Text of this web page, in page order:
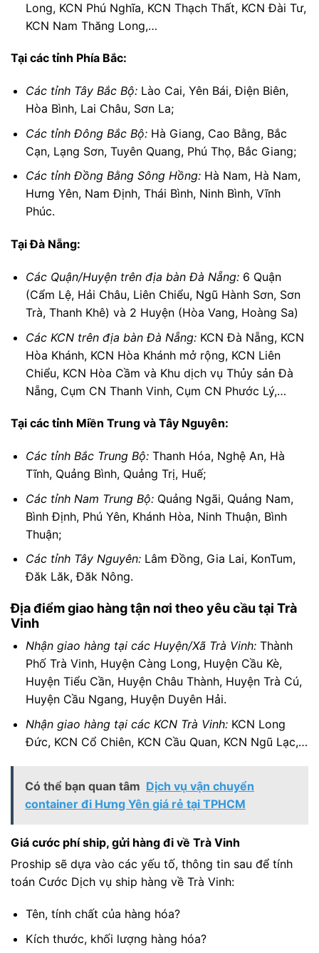
Long, KCN Phú Nghĩa, KCN Thạch Thất, KCN Đài Tư,
KCN Nam Thăng Long,…
Tại các tỉnh Phía Bắc:
Các tỉnh Tây Bắc Bộ:Lào Cai, Yên Bái, Điện Biên,
Hòa Bình, Lai Châu, Sơn La;
Các tỉnh Đông Bắc Bộ:Hà Giang, Cao Bằng, Bắc
Cạn, Lạng Sơn, Tuyên Quang, Phú Thọ, Bắc Giang;
Các tỉnh Đồng Bằng Sông Hồng:Hà Nam, Hà Nam,
Hưng Yên, Nam Định, Thái Bình, Ninh Bình, Vĩnh
Phúc.
Tại Đà Nẵng:
Các Quận/Huyện trên địa bàn Đà Nẵng: 6 Quận
(Cẩm Lệ, Hải Châu, Liên Chiểu, Ngũ Hành Sơn, Sơn
Trà, Thanh Khê) và 2 Huyện (Hòa Vang, Hoàng Sa)
Các KCN trên địa bàn Đà Nẵng: KCN Đà Nẵng, KCN
Hòa Khánh, KCN Hòa Khánh mở rộng, KCN Liên
Chiểu, KCN Hòa Cầm và Khu dịch vụ Thủy sản Đà
Nẵng, Cụm CN Thanh Vinh, Cụm CN Phước Lý,…
Tại các tỉnh Miền Trung và Tây Nguyên:
Các tỉnh Bắc Trung Bộ:Thanh Hóa, Nghệ An, Hà
Tĩnh, Quảng Bình, Quảng Trị, Huế;
Các tỉnh Nam Trung Bộ:Quảng Ngãi, Quảng Nam,
Bình Định, Phú Yên, Khánh Hòa, Ninh Thuận, Bình
Thuận;
Các tỉnh Tây Nguyên:Lâm Đồng, Gia Lai, KonTum,
Đăk Lăk, Đăk Nông.
Địa điểm giao hàng tận nơi theo yêu cầu tại Trà
Vinh
Nhận giao hàng tại các Huyện/Xã Trà Vinh: Thành
Phố Trà Vinh, Huyện Càng Long, Huyện Cầu Kè,
Huyện Tiểu Cần, Huyện Châu Thành, Huyện Trà Cú,
Huyện Cầu Ngang, Huyện Duyên Hải.
Nhận giao hàng tại các KCN Trà Vinh: KCN Long
Đức, KCN Cổ Chiên, KCN Cầu Quan, KCN Ngũ Lạc,…
Có thể bạn quan tâm Dịch vụ vận chuyển
container đi Hưng Yên giá rẻ tại TPHCM
Giá cước phí ship, gửi hàng đi về Trà Vinh
Proship sẽ dựa vào các yếu tố, thông tin sau để tính
toán Cước Dịch vụ ship hàng về Trà Vinh:
Tên, tính chất của hàng hóa?
Kích thước, khối lượng hàng hóa?